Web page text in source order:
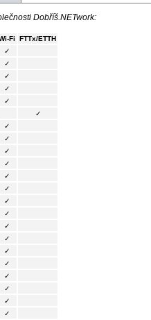
Dobříš.NETwork:
Fi
FTTx/ETTH
✓
✓
✓
✓
✓
✓
✓
✓
✓
✓
✓
✓
✓
✓
✓
✓
✓
✓
✓
✓
✓
✓